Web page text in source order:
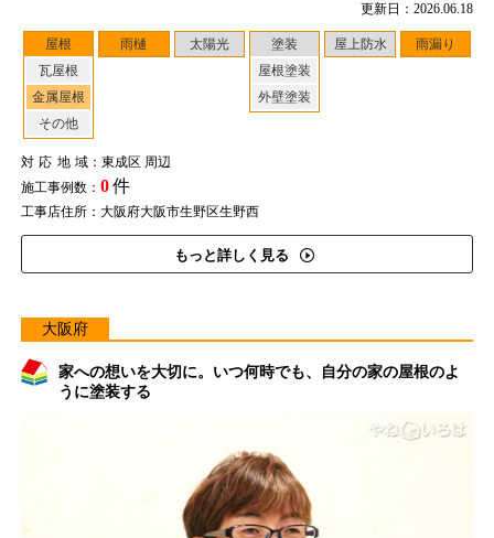
更新日：2026.06.18
屋根
瓦屋根
金属屋根
その他
雨樋 太陽光
塗装
屋根塗装
外壁塗装
屋上防水 雨漏り
対応地域：東成区 周辺
施工事例数： 0件
工事店住所：大阪府大阪市生野区生野西
もっと詳しく見る
大阪府
家への想いを大切に。いつ何時でも、自分の家の屋根のよ
うに塗装する